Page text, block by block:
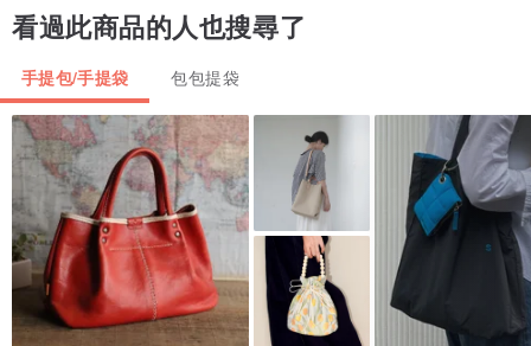
看過此商品的人也搜尋了
手提包/手提袋 包包提袋